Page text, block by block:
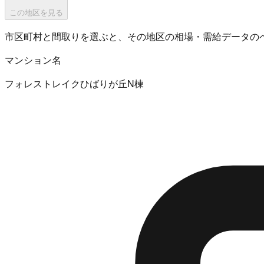
この地区を見る
市区町村と間取りを選ぶと、その地区の相場・需給データの
マンション名
フォレストレイクひばりが丘N棟